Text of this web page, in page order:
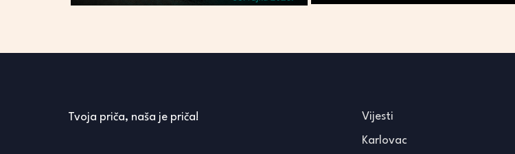
Tvoja priča, naša je priča! Vijesti
Karlovac